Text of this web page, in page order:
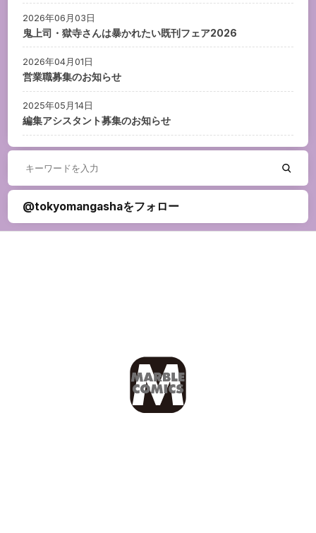
2026年06月03日
鬼上司・獄寺さんは暴かれたい既刊フェア2026
2026年04月01日
営業職募集のお知らせ
2025年05月14日
編集アシスタント募集のお知らせ
@tokyomangashaをフォロー